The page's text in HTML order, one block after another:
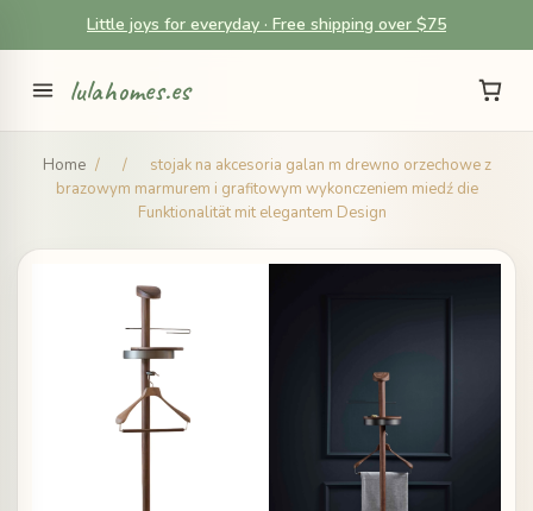
Little joys for everyday · Free shipping over $75
lulahomes.es
Home / /
stojak na akcesoria galan m drewno orzechowe z
brazowym marmurem i grafitowym wykonczeniem miedź die
Funktionalität mit elegantem Design